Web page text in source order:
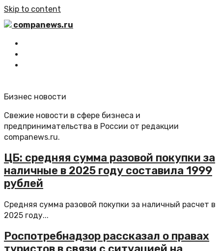
Skip to content
companews.ru
Бизнес новости
Свежие новости в сфере бизнеса и
предпринимательства в России от редакции
companews.ru.
ЦБ: средняя сумма разовой покупки за
наличные в 2025 году составила 1999
рублей
Средняя сумма разовой покупки за наличный расчет в
2025 году...
Роспотребнадзор рассказал о правах